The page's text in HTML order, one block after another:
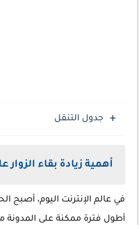
جدول التنقل
أهمية زيادة بقاء الزوار
في عالم الإنترنت اليوم، أصبح
أطول فترة ممكنة على المدونة